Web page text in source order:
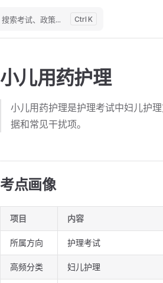
搜索考试、政策... K
小儿用药护理
小儿用药护理是护理考试中妇儿护
据和常见干扰项。
考点画像
项目 内容
所属方向 护理考试
高频分类 妇儿护理